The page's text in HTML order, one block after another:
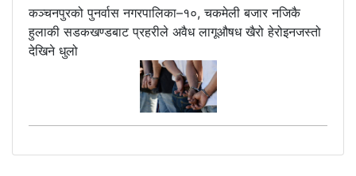
कञ्चनपुरको पुनर्वास नगरपालिका–१०, चकमेली बजार नजिकै
हुलाकी सडकखण्डबाट प्रहरीले अवैध लागूऔषध खैरो हेरोइनजस्तो
देखिने धुलो